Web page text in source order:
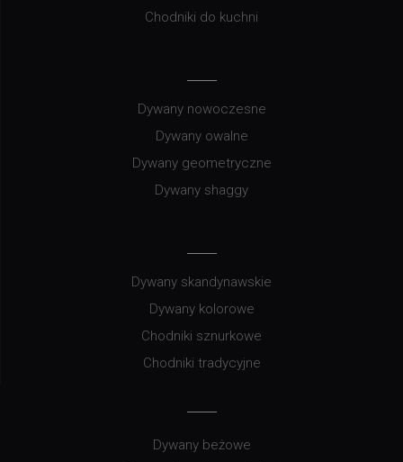
Chodniki do kuchni
Dywany nowoczesne
Dywany owalne
Dywany geometryczne
Dywany shaggy
Dywany skandynawskie
Dywany kolorowe
Chodniki sznurkowe
Chodniki tradycyjne
Dywany beżowe